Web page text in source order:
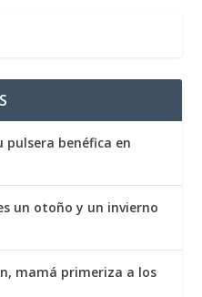
pulsera benéfica en
un otoño y un invierno
mamá primeriza a los